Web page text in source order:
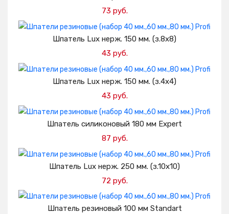
73 руб.
Добавить в корзину
Шпатель Lux нерж. 150 мм. (з.8х8)
43 руб.
Добавить в корзину
Шпатель Lux нерж. 150 мм. (з.4х4)
43 руб.
Добавить в корзину
Шпатель силиконовый 180 мм Expert
87 руб.
Добавить в корзину
Шпатель Lux нерж. 250 мм. (з.10х10)
72 руб.
Добавить в корзину
Шпатель резиновый 100 мм Standart